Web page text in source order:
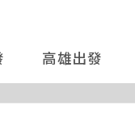
高雄出發